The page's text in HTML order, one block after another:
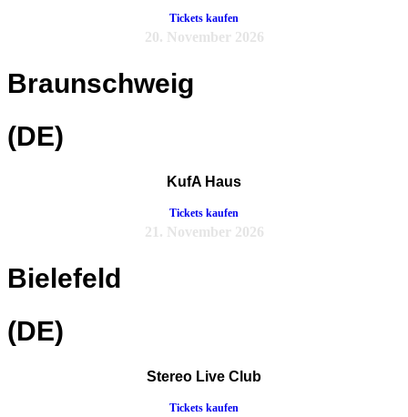
Tickets kaufen
20. November 2026
Braunschweig
(DE)
KufA Haus
Tickets kaufen
21. November 2026
Bielefeld
(DE)
Stereo Live Club
Tickets kaufen